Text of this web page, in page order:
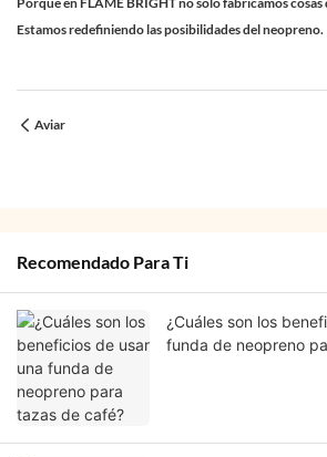
Estamos redefiniendo las posibilidades del neopreno.
Aviar
Recomendado Para Ti
¿Cuáles son los
funda de neopreno